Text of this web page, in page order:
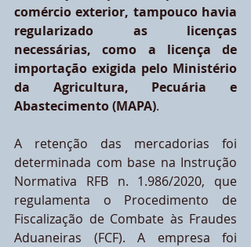
comércio exterior, tampouco havia
regularizado as licenças
necessárias, como a licença de
importação exigida pelo Ministério
da Agricultura, Pecuária e
Abastecimento (MAPA).
A retenção das mercadorias foi
determinada com base na Instrução
Normativa RFB n. 1.986/2020, que
regulamenta o Procedimento de
Fiscalização de Combate às Fraudes
Aduaneiras (FCF). A empresa foi